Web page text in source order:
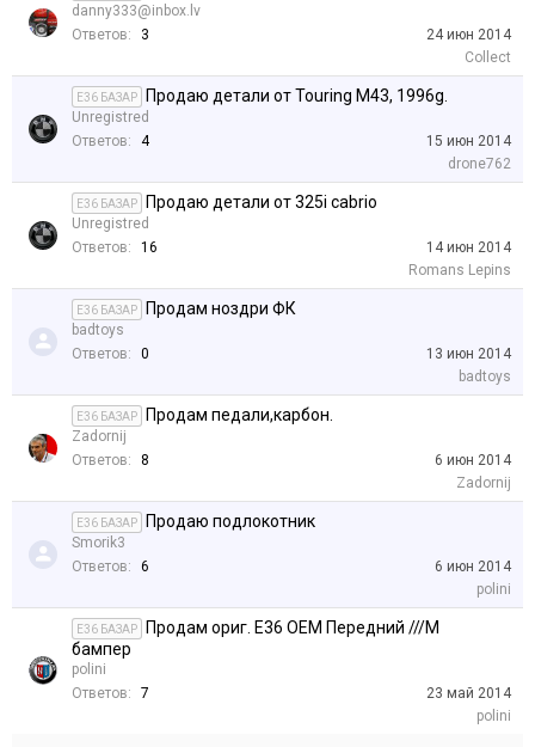
danny333@inbox.lv
Ответов:
3
24 июн 2014
Collect
E36 БАЗАР Продаю детали от Touring M43, 1996g.
Unregistred
Ответов:
4
15 июн 2014
drone762
E36 БАЗАР Продаю детали от 325i cabrio
Unregistred
Ответов:
16
14 июн 2014
Romans Lepins
E36 БАЗАР Продам ноздри ФК
badtoys
Ответов:
0
13 июн 2014
badtoys
E36 БАЗАР Продам педали,карбон.
Zadornij
Ответов:
8
6 июн 2014
Zadornij
E36 БАЗАР Продаю подлокотник
Smorik3
Ответов:
6
6 июн 2014
polini
E36 БАЗАР
Продам ориг. E36 OEM Передний ///М
бампер
polini
Ответов:
7
23 май 2014
polini